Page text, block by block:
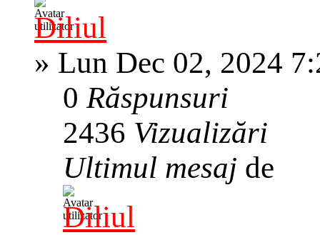
Diliul
» Lun Dec 02, 2024
0Răspunsuri
2436 Vizualizări
Ultimul mesaj de
Diliul